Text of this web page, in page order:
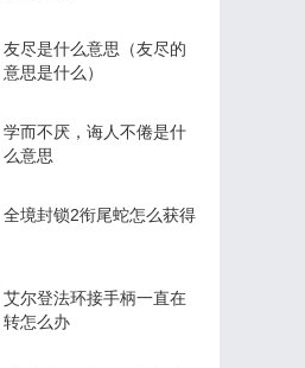
友尽是什么意思（友尽的
意思是什么）
学而不厌，诲人不倦是什
么意思
全境封锁2衔尾蛇怎么获得
艾尔登法环接手柄一直在
转怎么办